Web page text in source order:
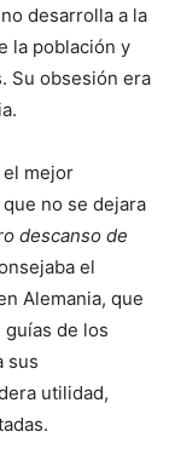
desarrolla a la
la población y
Su obsesión era
el mejor
no se dejara
descanso de
el
Alemania, que
de los
sus
utilidad,